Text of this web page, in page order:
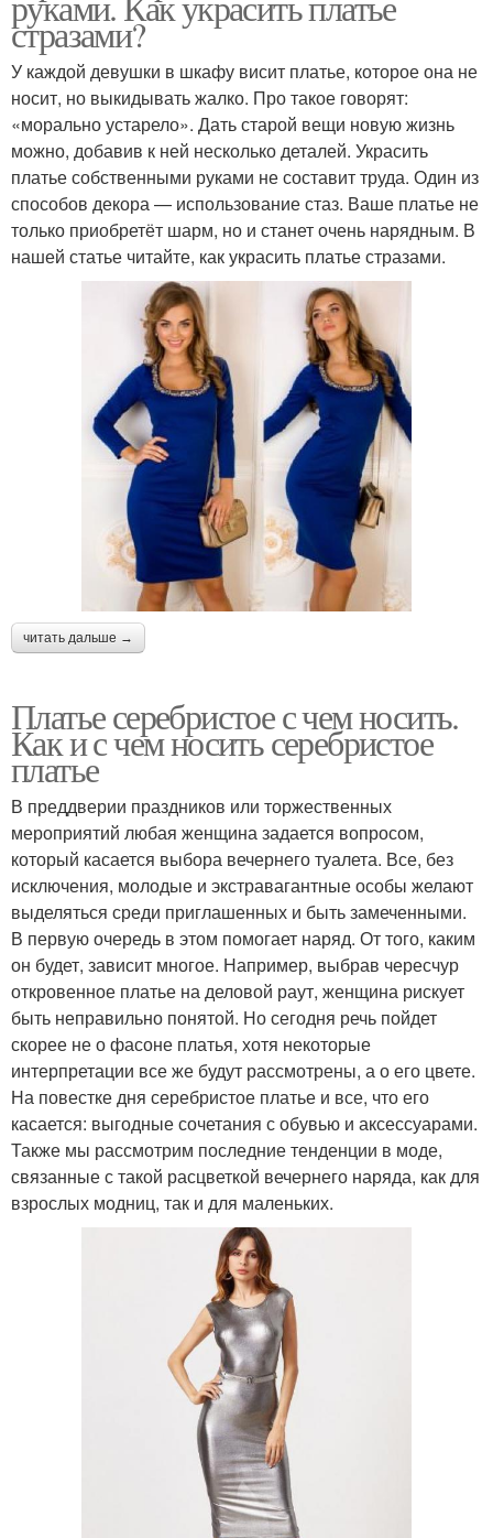
стразами?
У каждой девушки в шкафу висит платье, которое она не
носит, но выкидывать жалко. Про такое говорят:
«морально устарело». Дать старой вещи новую жизнь
можно, добавив к ней несколько деталей. Украсить
платье собственными руками не составит труда. Один из
способов декора — использование стаз. Ваше платье не
только приобретёт шарм, но и станет очень нарядным. В
нашей статье читайте, как украсить платье стразами.
читать дальше →
Платье серебристое с чем носить.
Как и с чем носить серебристое
платье
В преддверии праздников или торжественных
мероприятий любая женщина задается вопросом,
который касается выбора вечернего туалета. Все, без
исключения, молодые и экстравагантные особы желают
выделяться среди приглашенных и быть замеченными.
В первую очередь в этом помогает наряд. От того, каким
он будет, зависит многое. Например, выбрав чересчур
откровенное платье на деловой раут, женщина рискует
быть неправильно понятой. Но сегодня речь пойдет
скорее не о фасоне платья, хотя некоторые
интерпретации все же будут рассмотрены, а о его цвете.
На повестке дня серебристое платье и все, что его
касается: выгодные сочетания с обувью и аксессуарами.
Также мы рассмотрим последние тенденции в моде,
связанные с такой расцветкой вечернего наряда, как для
взрослых модниц, так и для маленьких.